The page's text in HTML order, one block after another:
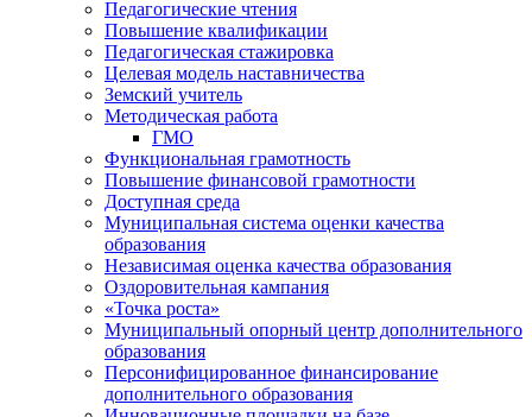
Педагогические чтения
Повышение квалификации
Педагогическая стажировка
Целевая модель наставничества
Земский учитель
Методическая работа
ГМО
Функциональная грамотность
Повышение финансовой грамотности
Доступная среда
Муниципальная система оценки качества
образования
Независимая оценка качества образования
Оздоровительная кампания
«Точка роста»
Муниципальный опорный центр дополнительного
образования
Персонифицированное финансирование
дополнительного образования